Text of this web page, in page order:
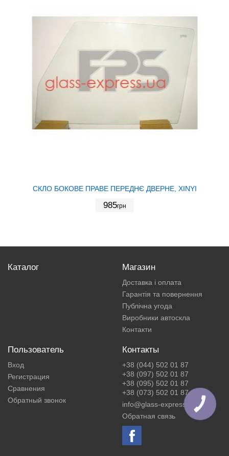
СКЛО БОКОВЕ ПРАВЕ ПЕРЕДНЄ ДВЕРНЕ, XINYI
985грн
Каталог Магазин
Доставка і оплата
Гарантія та повернення
Публічна угода
Виробники автоскла
Контакти
Пользователь
Вход
Регистрация
Сравнения
Обратный звонок
Контакты
+38 (044) 502 01 87
+38 (097) 502 01 87
+38 (095) 502 01 87
+38 (073) 502 01 87
info@glass-express.ua
Обратная связь
КНОПКА
ЗВ'ЯЗКУ